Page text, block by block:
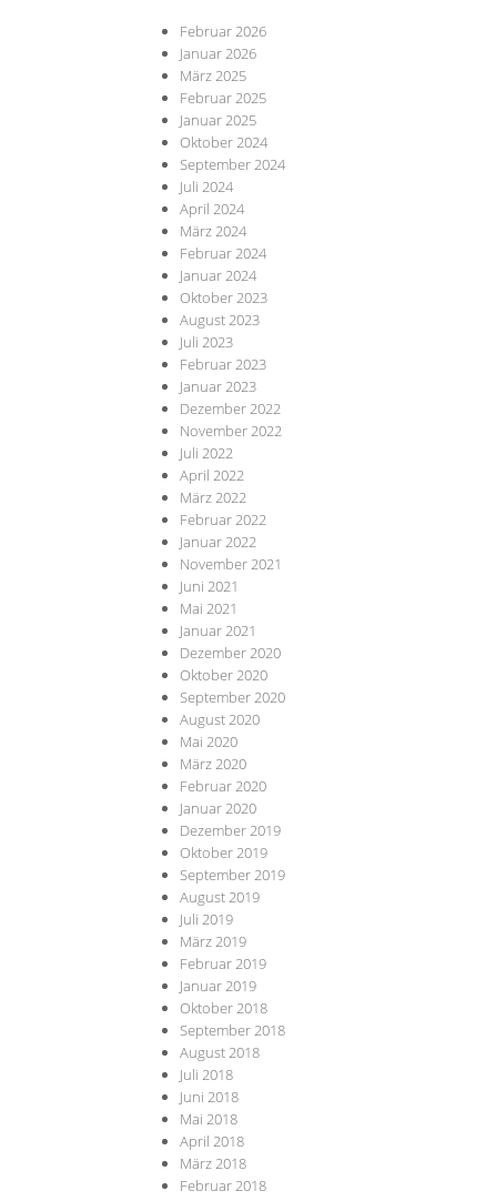
Februar 2026
Januar 2026
März 2025
Februar 2025
Januar 2025
Oktober 2024
September 2024
Juli 2024
April 2024
März 2024
Februar 2024
Januar 2024
Oktober 2023
August 2023
Juli 2023
Februar 2023
Januar 2023
Dezember 2022
November 2022
Juli 2022
April 2022
März 2022
Februar 2022
Januar 2022
November 2021
Juni 2021
Mai 2021
Januar 2021
Dezember 2020
Oktober 2020
September 2020
August 2020
Mai 2020
März 2020
Februar 2020
Januar 2020
Dezember 2019
Oktober 2019
September 2019
August 2019
Juli 2019
März 2019
Februar 2019
Januar 2019
Oktober 2018
September 2018
August 2018
Juli 2018
Juni 2018
Mai 2018
April 2018
März 2018
Februar 2018